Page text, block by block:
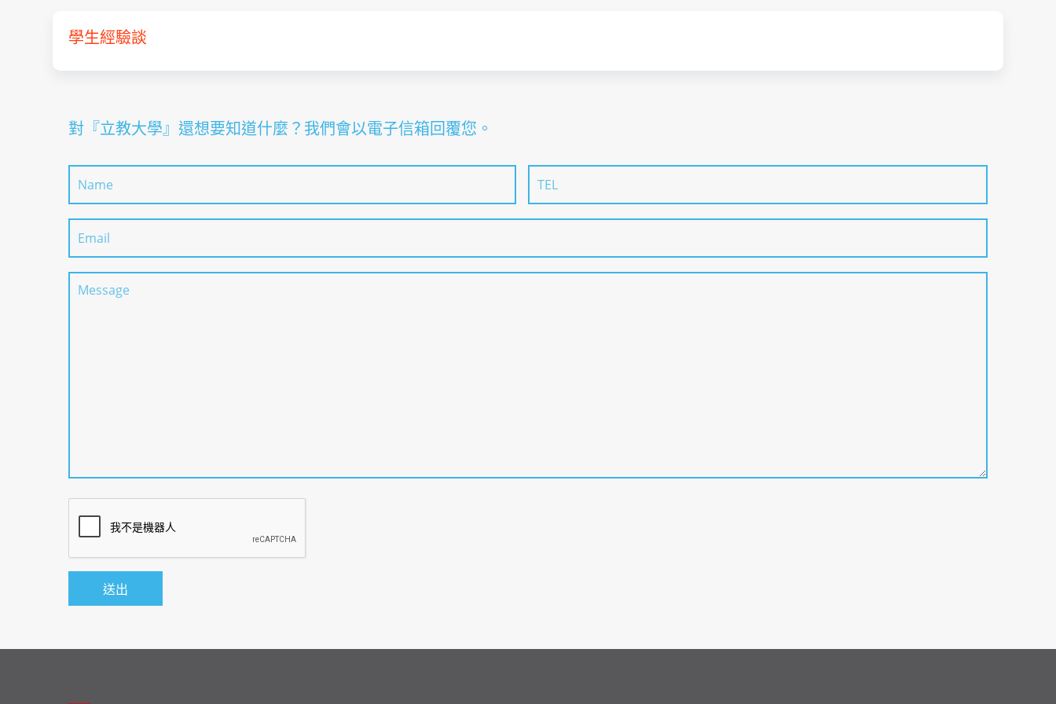
學生經驗談
對『立教大學』還想要知道什麼？我們會以電子信箱回覆您。